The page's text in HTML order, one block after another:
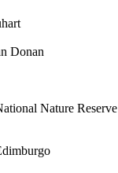
Donan
Nature Reserve